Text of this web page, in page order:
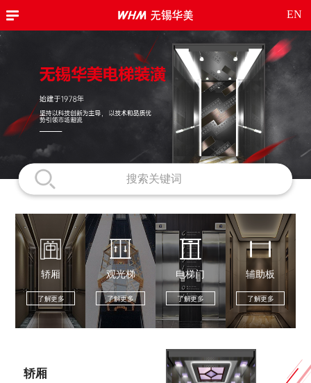
EN
轿厢
了解更多
观光梯
了解更多
电梯门
了解更多
辅助板
了解更多
轿厢